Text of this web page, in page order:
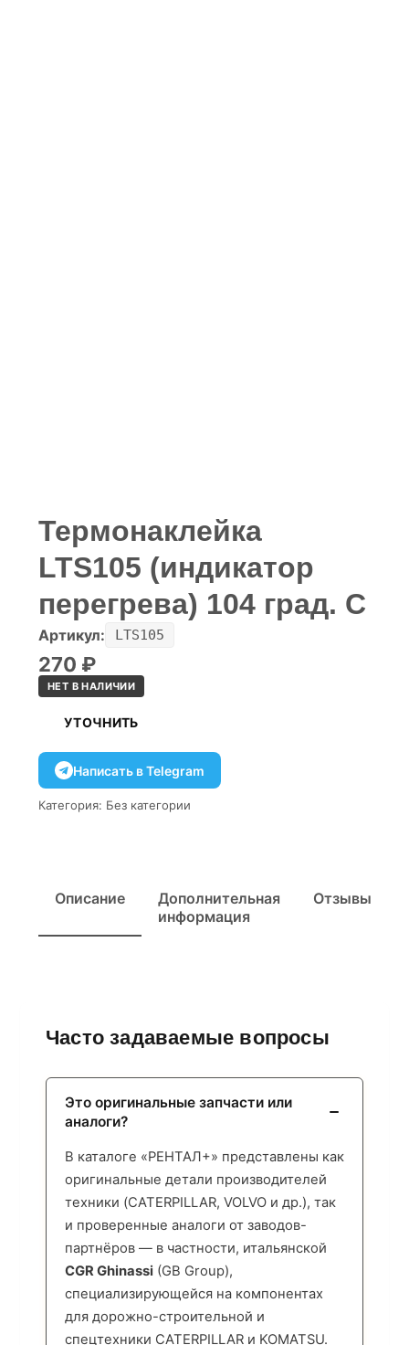
Термонаклейка
LTS105 (индикатор
перегрева) 104 град. С
Артикул: LTS105
270 ₽
НЕТ В НАЛИЧИИ
УТОЧНИТЬ
Написать в Telegram
Категория: Без категории
Описание
Дополнительная
информация
Отзывы
Часто задаваемые вопросы
Это оригинальные запчасти или
аналоги?
В каталоге «РЕНТАЛ+» представлены как
оригинальные детали производителей
техники (CATERPILLAR, VOLVO и др.), так
и проверенные аналоги от заводов-
партнёров — в частности, итальянской
CGR Ghinassi (GB Group),
специализирующейся на компонентах
для дорожно-строительной и
спецтехники CATERPILLAR и KOMATSU.